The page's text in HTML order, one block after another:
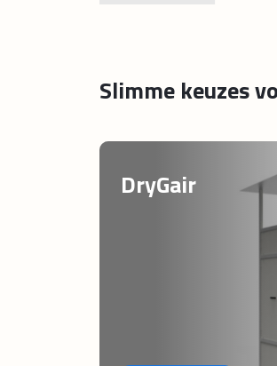
Slimme keuzes
DryGair